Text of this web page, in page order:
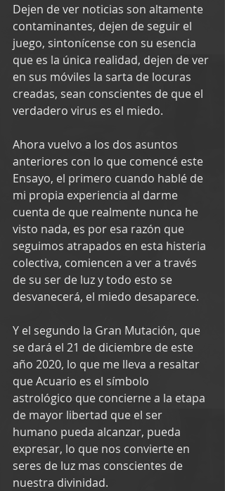
Dejen de ver noticias son altamente
contaminantes, dejen de seguir el
juego, sintonícense con su esencia
que es la única realidad, dejen de ver
en sus móviles la sarta de locuras
creadas, sean conscientes de que el
verdadero virus es el miedo.
Ahora vuelvo a los dos asuntos
anteriores con lo que comencé este
Ensayo, el primero cuando hablé de
mi propia experiencia al darme
cuenta de que realmente nunca he
visto nada, es por esa razón que
seguimos atrapados en esta histeria
colectiva, comiencen a ver a través
de su ser de luz y todo esto se
desvanecerá, el miedo desaparece.
Y el segundo la Gran Mutación, que
se dará el 21 de diciembre de este
año 2020, lo que me lleva a resaltar
que Acuario es el símbolo
astrológico que concierne a la etapa
de mayor libertad que el ser
humano pueda alcanzar, pueda
expresar, lo que nos convierte en
seres de luz mas conscientes de
nuestra divinidad.